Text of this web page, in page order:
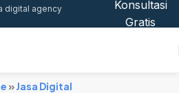
digital agency
Konsultasi
Gratis
»Jasa Digital